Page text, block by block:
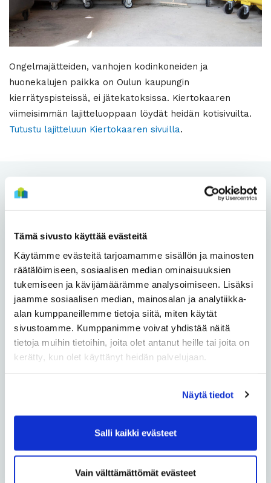
Tämä sivusto käyttää evästeitä
Käytämme evästeitä tarjoamamme sisällön ja mainosten
räätälöimiseen, sosiaalisen median ominaisuuksien
tukemiseen ja kävijämäärämme analysoimiseen. Lisäksi
jaamme sosiaalisen median, mainosalan ja analytiikka-
alan kumppaneillemme tietoja siitä, miten käytät
sivustoamme. Kumppanimme voivat yhdistää näitä
tietoja muihin tietoihin, joita olet antanut heille tai joita on
kerätty, kun olet käyttänyt heidän palvelujaan.
Näytä tiedot
Salli kaikki evästeet
Vain välttämättömät evästeet
Ongelmajätteiden, vanhojen kodinkoneiden ja
huonekalujen paikka on Oulun kaupungin
kierrätyspisteissä, ei jätekatoksissa. Kiertokaaren
viimeisimmän lajitteluoppaan löydät heidän kotisivuilta.
Tutustu lajitteluun Kiertokaaren sivuilla.
Asukastapahtumat
Asukastoiminta
Autopaikat
Avaimet
Grillaus
Järjestyssäännöt